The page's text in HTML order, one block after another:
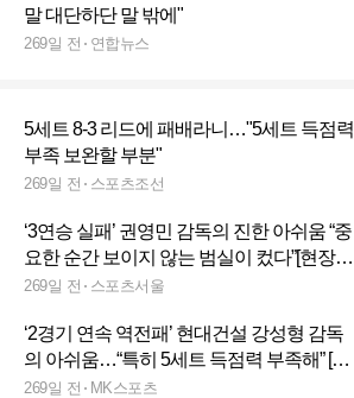
말 대단하단 말 밖에"
269일 전 연합뉴스
5세트 8-3 리드에 패배라니…"5세트 득점력
부족 보완할 부분"
269일 전 스포츠조선
‘3연승 실패’ 권영민 감독의 진한 아쉬움 “중
요한 순간 보이지 않는 범실이 컸다”[현장인
터뷰]
269일 전 스포츠서울
‘2경기 연속 역전패’ 현대건설 강성형 감독
의 아쉬움…“특히 5세트 득점력 부족해” [MK
현장]
269일 전 MK스포츠